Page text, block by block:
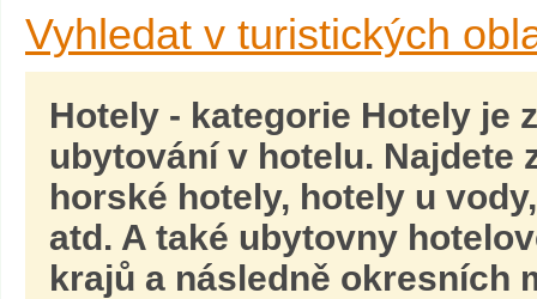
Vyhledat v turistických
Hotely - kategorie Hotely je
ubytování v hotelu. Najdete
horské hotely, hotely u
atd. A také ubytovny
krajů a následně okresních